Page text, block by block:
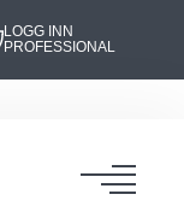
LOGG INN
PROFESSIONAL